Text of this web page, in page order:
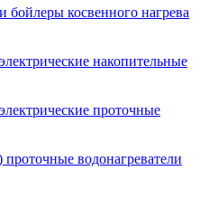
бойлеры косвенного нагрева
накопительные
проточные
водонагреватели